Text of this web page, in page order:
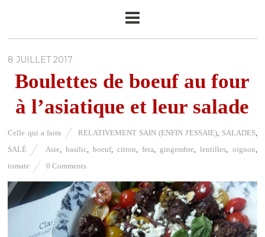
8 JUILLET 2017
Boulettes de boeuf au four
à l’asiatique et leur salade
Celle qui a faim RELATIVEMENT SAIN (ENFIN J'ESSAIE) SALADES,
SALÉ
Asie basilic boeuf, citron feta gingembre ,lentilles oignon
tomate
0 Comments